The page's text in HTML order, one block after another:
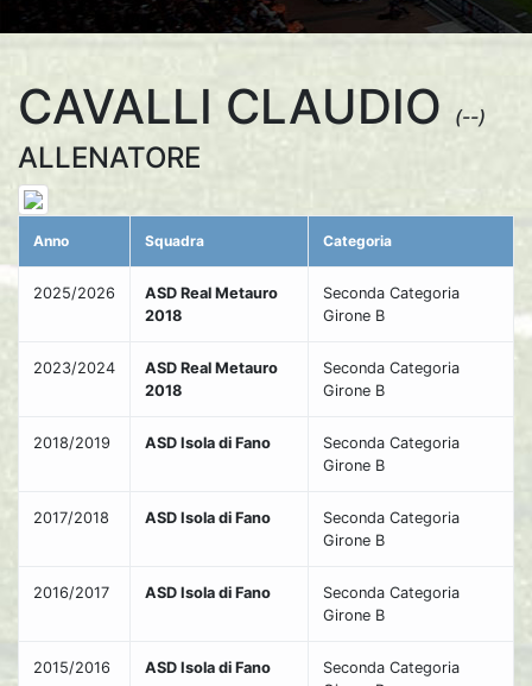
CAVALLI CLAUDIO (--)
ALLENATORE
Anno Squadra Categoria
2025/2026
ASD Real Metauro
2018
Seconda Categoria
Girone B
2023/2024
ASD Real Metauro
2018
Seconda Categoria
Girone B
2018/2019 ASD Isola di Fano
Seconda Categoria
Girone B
2017/2018 ASD Isola di Fano
Seconda Categoria
Girone B
2016/2017 ASD Isola di Fano
Seconda Categoria
Girone B
2015/2016 ASD Isola di Fano
Seconda Categoria